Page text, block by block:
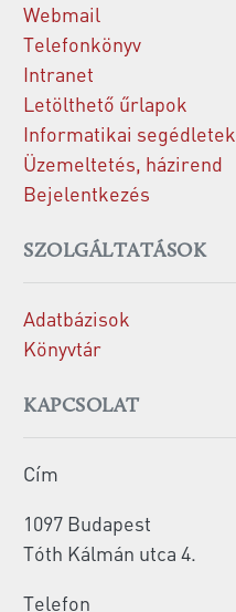
Webmail
Telefonkönyv
Intranet
Letölthető űrlapok
Informatikai segédletek
Üzemeltetés, házirend
Bejelentkezés
SZOLGÁLTATÁSOK
Adatbázisok
Könyvtár
KAPCSOLAT
Cím
1097 Budapest
Tóth Kálmán utca 4.
Telefon